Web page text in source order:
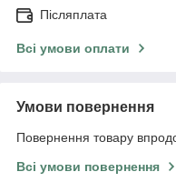
Післяплата
Всі умови оплати
Умови повернення
Повернення товару
Всі умови повернення